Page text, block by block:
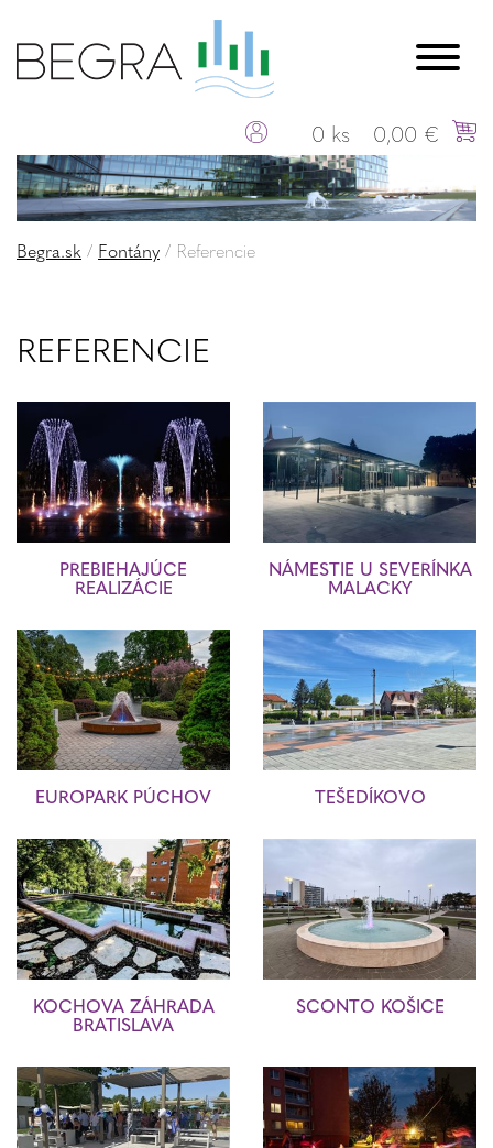
0 ks 0,00 €
Begra.sk / Fontány / Referencie
REFERENCIE
PREBIEHAJÚCE
REALIZÁCIE
NÁMESTIE U SEVERÍNKA
MALACKY
EUROPARK PÚCHOV TEŠEDÍKOVO
KOCHOVA ZÁHRADA
BRATISLAVA
SCONTO KOŠICE